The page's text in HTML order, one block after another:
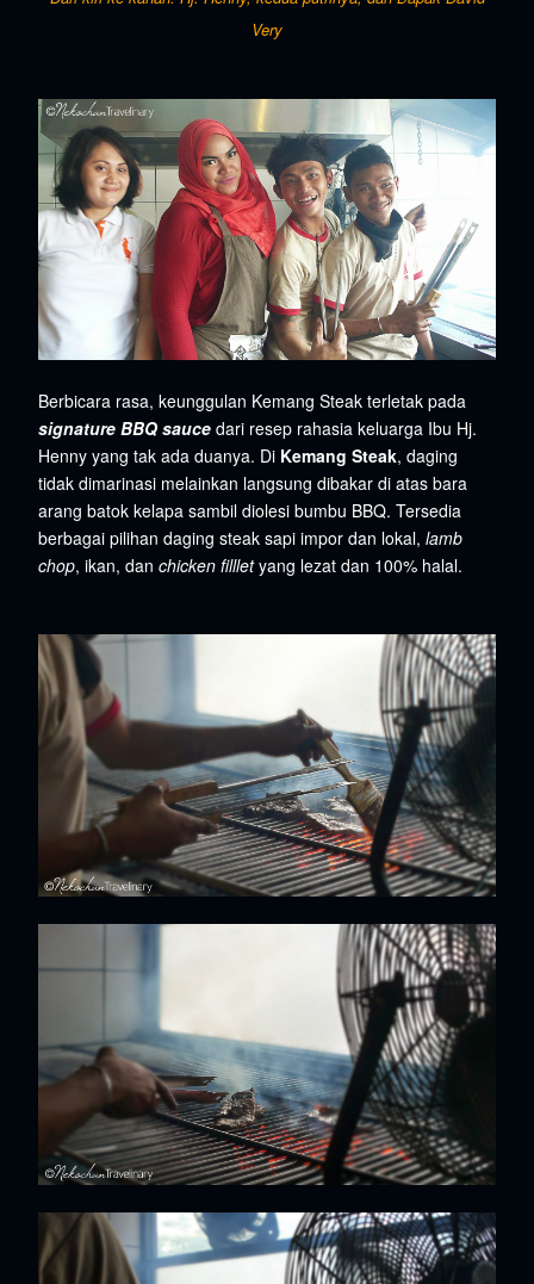
Very
Berbicara rasa, keunggulan Kemang Steak terletak pada
signature BBQ sauce dari resep rahasia keluarga Ibu Hj.
Henny yang tak ada duanya. Di Kemang Steak, daging
tidak dimarinasi melainkan langsung dibakar di atas bara
arang batok kelapa sambil diolesi bumbu BBQ. Tersedia
berbagai pilihan daging steak sapi impor dan lokal, lamb
chop, ikan, dan chicken fillletyang lezat dan 100% halal.